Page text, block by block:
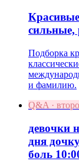
сильные,
Подборка
и фамилию.
Q&A ·
девочки
дня
боль